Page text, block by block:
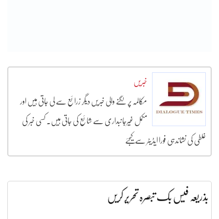
خبریں
مکالمہ پر لگنے والی خبریں دیگر زرائع سے لی جاتی ہیں اور
مکمل غیرجانبداری سے شائع کی جاتی ہیں۔ کسی خبر کی
غلطی کی نشاندہی فورا ایڈیٹر سے کیجئے
بذریعہ فیس بک تبصرہ تحریر کریں